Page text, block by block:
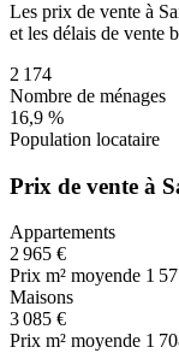
Les prix de vente à
et les délais de vente
2 174
Nombre de ménages
16,9 %
Population locataire
Prix de vente à
Appartements
2 965 €
Prix m² moyende 1
Maisons
3 085 €
Prix m² moyende 1